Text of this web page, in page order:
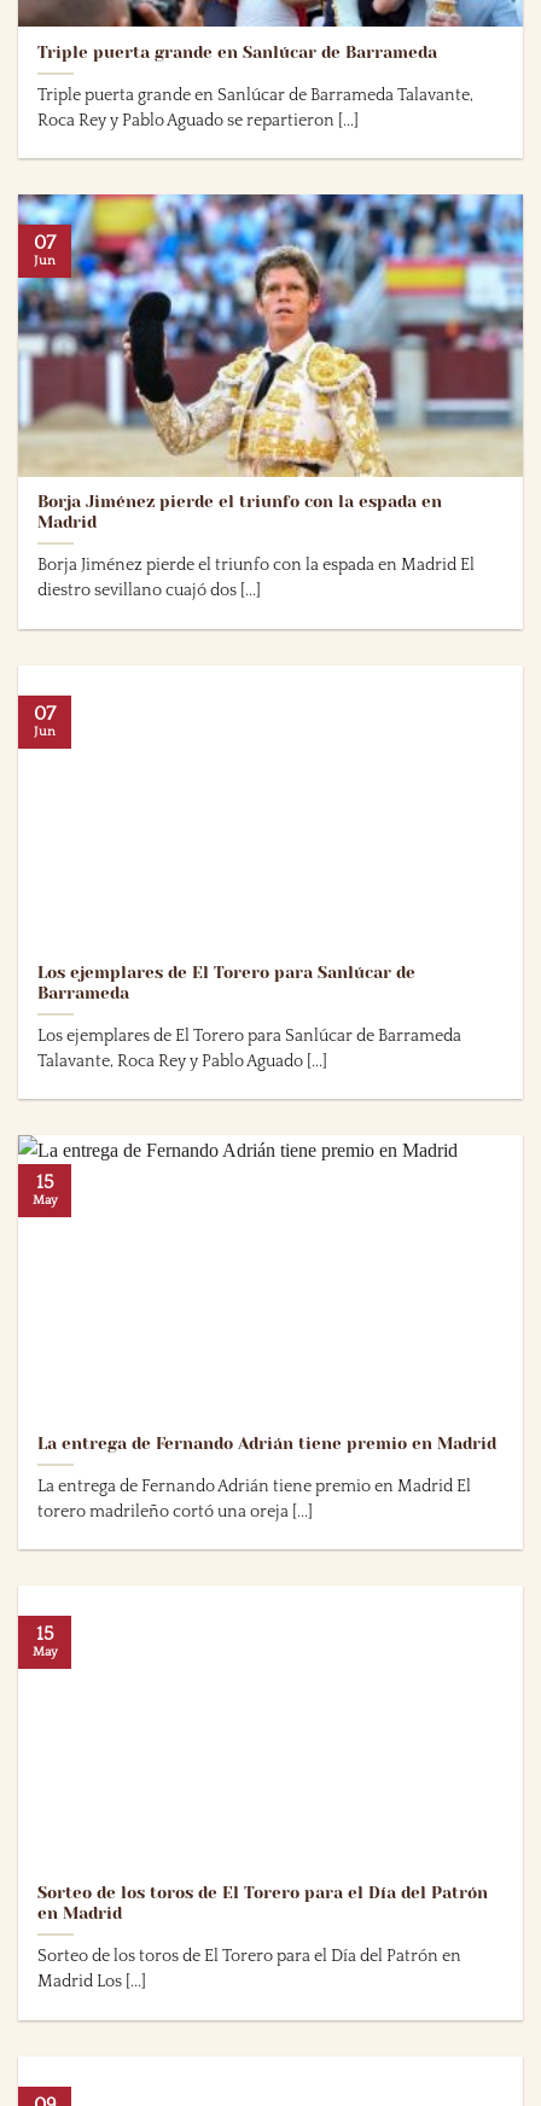
Triple puerta grande en Sanlúcar de Barrameda
Triple puerta grande en Sanlúcar de Barrameda Talavante,
Roca Rey y Pablo Aguado se repartieron [...]
Borja Jiménez pierde el triunfo con la espada en
Madrid
Borja Jiménez pierde el triunfo con la espada en Madrid El
diestro sevillano cuajó dos [...]
07
Jun
Los ejemplares de El Torero para Sanlúcar de
Barrameda
Los ejemplares de El Torero para Sanlúcar de Barrameda
Talavante, Roca Rey y Pablo Aguado [...]
07
Jun
La entrega de Fernando Adrián tiene premio en Madrid
La entrega de Fernando Adrián tiene premio en Madrid El
torero madrileño cortó una oreja [...]
15
May
Sorteo de los toros de El Torero para el Día del Patrón
en Madrid
Sorteo de los toros de El Torero para el Día del Patrón en
Madrid Los [...]
15
May